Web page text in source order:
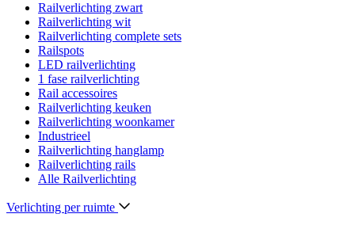
Railverlichting zwart
Railverlichting wit
Railverlichting complete sets
Railspots
LED railverlichting
1 fase railverlichting
Rail accessoires
Railverlichting keuken
Railverlichting woonkamer
Industrieel
Railverlichting hanglamp
Railverlichting rails
Alle Railverlichting
Verlichting per ruimte